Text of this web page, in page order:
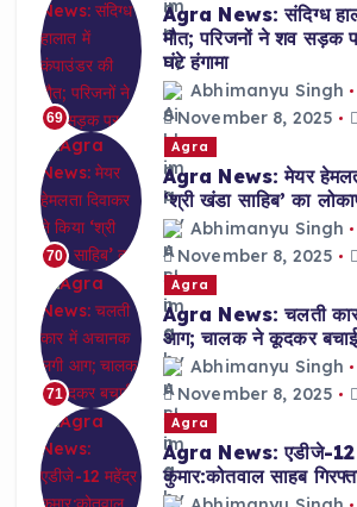
69
Agra News: संदिग्ध
मौत; परिजनों ने शव सड़क
घंटे हंगामा
Abhimanyu Singh
November 8, 2025
70
Agra
Agra News: मेयर
‘श्री खंडा साहिब’ का
Abhimanyu Singh
November 8, 2025
71
Agra
Agra News: चलती
आग; चालक ने कूदकर
Abhimanyu Singh
November 8, 2025
Agra
Agra News: एडीजे-12
कुमार:कोतवाल साहब